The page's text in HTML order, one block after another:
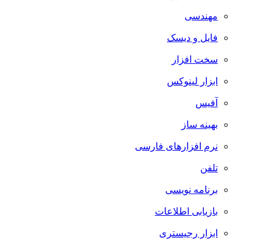
مهندسی
فایل و دیسک
سخت افزار
ابزار لینوکس
آفیس
بهینه ساز
نرم افزارهای فارسی
تلفن
برنامه نویسی
بازیابی اطلاعات
ابزار رجیستری